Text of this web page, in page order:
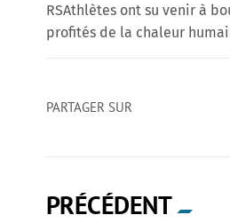
RSAthlètes ont su venir à
profités de la chaleur
PARTAGER SUR
PRÉCÉDENT